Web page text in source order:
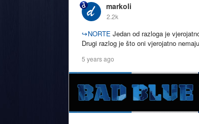
markoli
2.2k
↪NORTE Jedan od razloga je
Drugi razlog je što oni vjerojatno
5 years ago